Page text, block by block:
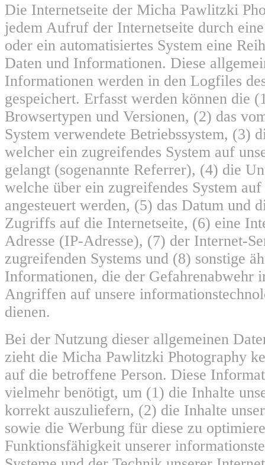
Die Internetseite der Micha Pawlitzki
jedem Aufruf der Internetseite durch
oder ein automatisiertes System eine
Daten und Informationen. Diese
Informationen werden in den Logfiles
gespeichert. Erfasst werden können die
Browsertypen und Versionen, (2) das
System verwendete Betriebssystem, (3)
welcher ein zugreifendes System auf
gelangt (sogenannte Referrer), (4) die
welche über ein zugreifendes System
angesteuert werden, (5) das Datum und
Zugriffs auf die Internetseite, (6) eine
Adresse (IP-Adresse), (7) der Internet-
zugreifenden Systems und (8) sonstige
Informationen, die der Gefahrenabwehr
Angriffen auf unsere
dienen.
Bei der Nutzung dieser allgemeinen
zieht die Micha Pawlitzki Photography
auf die betroffene Person. Diese
vielmehr benötigt, um (1) die Inhalte
korrekt auszuliefern, (2) die Inhalte
sowie die Werbung für diese zu
Funktionsfähigkeit unserer